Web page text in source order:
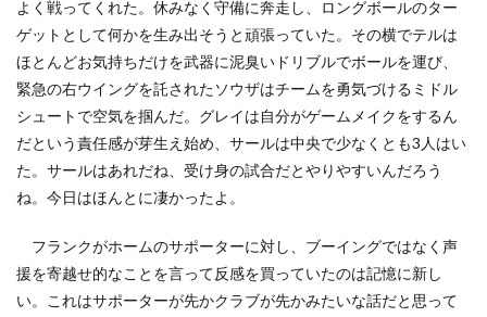
よく戦ってくれた。休みなく守備に奔走し、ロングボールのター
ゲットとして何かを生み出そうと頑張っていた。その横でテルは
ほとんどお気持ちだけを武器に泥臭いドリブルでボールを運び、
緊急の右ウイングを託されたソウザはチームを勇気づけるミドル
シュートで空気を掴んだ。グレイは自分がゲームメイクをするん
だという責任感が芽生え始め、サールは中央で少なくとも3人はい
た。サールはあれだね、受け身の試合だとやりやすいんだろう
ね。今日はほんとに凄かったよ。
フランクがホームのサポーターに対し、ブーイングではなく声
援を寄越せ的なことを言って反感を買っていたのは記憶に新し
い。これはサポーターが先かクラブが先かみたいな話だと思って